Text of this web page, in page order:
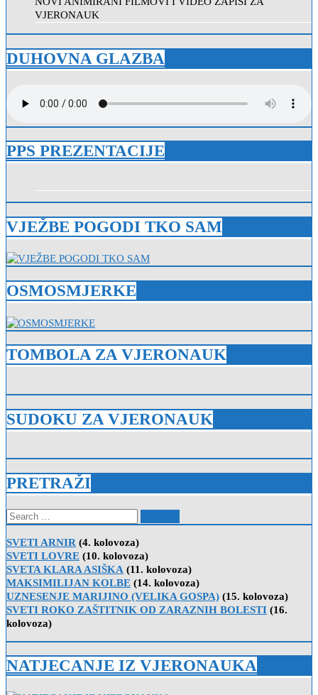
VJERONAUK
DUHOVNA GLAZBA
PPS PREZENTACIJE
VJEŽBE POGODI TKO SAM
OSMOSMJERKE
TOMBOLA ZA VJERONAUK
SUDOKU ZA VJERONAUK
PRETRAŽI
Search
for:
SVETI ARNIR (4. kolovoza)
SVETI LOVRE (10. kolovoza)
SVETA KLARA ASIŠKA (11. kolovoza)
MAKSIMILIJAN KOLBE (14. kolovoza)
UZNESENJE MARIJINO (VELIKA GOSPA) (15. kolovoza)
SVETI ROKO ZAŠTITNIK OD ZARAZNIH BOLESTI (16.
kolovoza)
NATJECANJE IZ VJERONAUKA